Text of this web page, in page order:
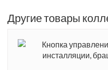
Другие товары